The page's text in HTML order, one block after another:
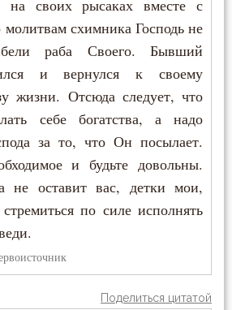
(Плиханков)
(Двоеслов)
на своих рысаках вместе с
схимника Господь не
раба Своего. Бывший
и вернулся к своему
жизни. Отсюда следует, что
себе богатства, а надо
за то, что Он посылает.
и будьте довольны.
не оставит вас, детки мои,
по силе исполнять
Поделиться цитатой